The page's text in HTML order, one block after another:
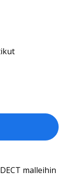
malleihin